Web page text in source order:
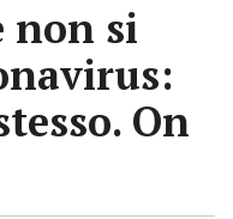
non si
On